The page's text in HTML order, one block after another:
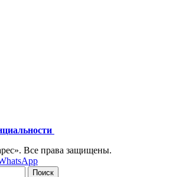
Все права защищены.
Поиск